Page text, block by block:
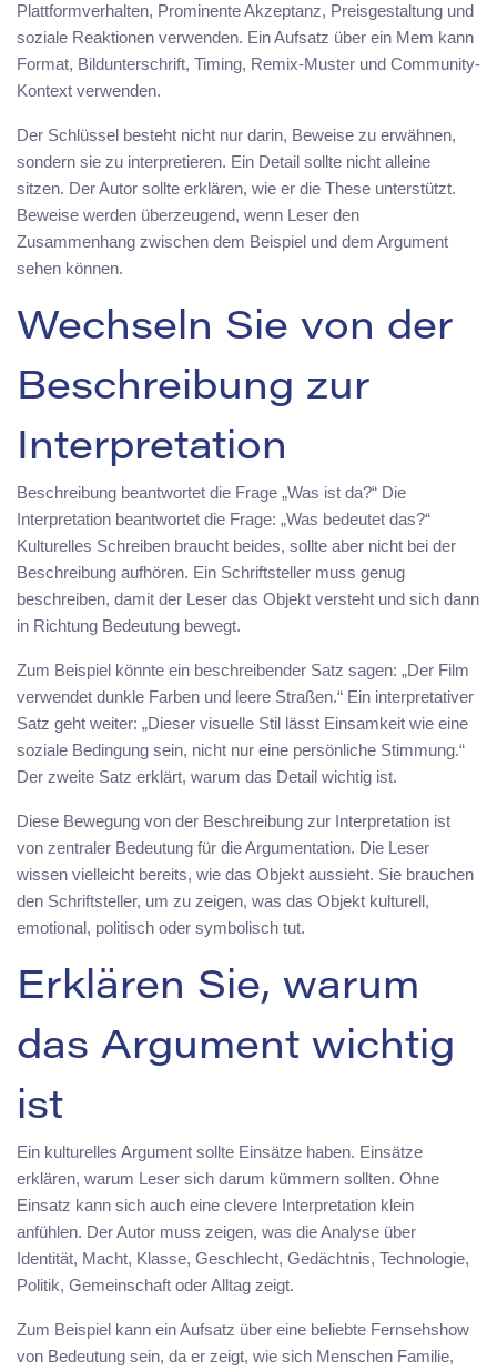
Plattformverhalten, Prominente Akzeptanz, Preisgestaltung und
soziale Reaktionen verwenden. Ein Aufsatz über ein Mem kann
Format, Bildunterschrift, Timing, Remix-Muster und Community-
Kontext verwenden.
Der Schlüssel besteht nicht nur darin, Beweise zu erwähnen,
sondern sie zu interpretieren. Ein Detail sollte nicht alleine
sitzen. Der Autor sollte erklären, wie er die These unterstützt.
Beweise werden überzeugend, wenn Leser den
Zusammenhang zwischen dem Beispiel und dem Argument
sehen können.
Wechseln Sie von der
Beschreibung zur
Interpretation
Beschreibung beantwortet die Frage „Was ist da?“ Die
Interpretation beantwortet die Frage: „Was bedeutet das?“
Kulturelles Schreiben braucht beides, sollte aber nicht bei der
Beschreibung aufhören. Ein Schriftsteller muss genug
beschreiben, damit der Leser das Objekt versteht und sich dann
in Richtung Bedeutung bewegt.
Zum Beispiel könnte ein beschreibender Satz sagen: „Der Film
verwendet dunkle Farben und leere Straßen.“ Ein interpretativer
Satz geht weiter: „Dieser visuelle Stil lässt Einsamkeit wie eine
soziale Bedingung sein, nicht nur eine persönliche Stimmung.“
Der zweite Satz erklärt, warum das Detail wichtig ist.
Diese Bewegung von der Beschreibung zur Interpretation ist
von zentraler Bedeutung für die Argumentation. Die Leser
wissen vielleicht bereits, wie das Objekt aussieht. Sie brauchen
den Schriftsteller, um zu zeigen, was das Objekt kulturell,
emotional, politisch oder symbolisch tut.
Erklären Sie, warum
das Argument wichtig
ist
Ein kulturelles Argument sollte Einsätze haben. Einsätze
erklären, warum Leser sich darum kümmern sollten. Ohne
Einsatz kann sich auch eine clevere Interpretation klein
anfühlen. Der Autor muss zeigen, was die Analyse über
Identität, Macht, Klasse, Geschlecht, Gedächtnis, Technologie,
Politik, Gemeinschaft oder Alltag zeigt.
Zum Beispiel kann ein Aufsatz über eine beliebte Fernsehshow
von Bedeutung sein, da er zeigt, wie sich Menschen Familie,